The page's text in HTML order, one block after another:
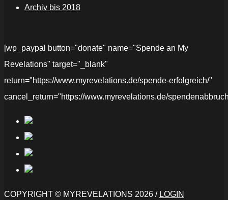
Archiv bis 2018
[wp_paypal button="donate" name="Spende an My
Revelations" target="_blank"
return="https://www.myrevelations.de/spende-erfolgreich/"
cancel_return="https://www.myrevelations.de/
COPYRIGHT © MYREVELATIONS 2026 / LOGIN